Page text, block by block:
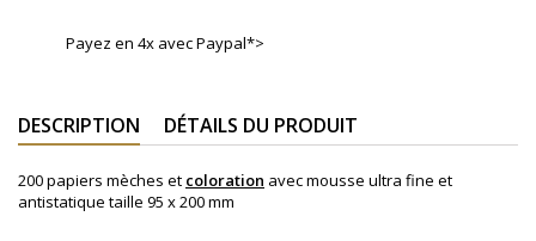
Payez en 4x avec Paypal*>
DESCRIPTION DÉTAILS DU PRODUIT
200 papiers mèches et coloration avec mousse ultra fine et
antistatique taille 95 x 200 mm